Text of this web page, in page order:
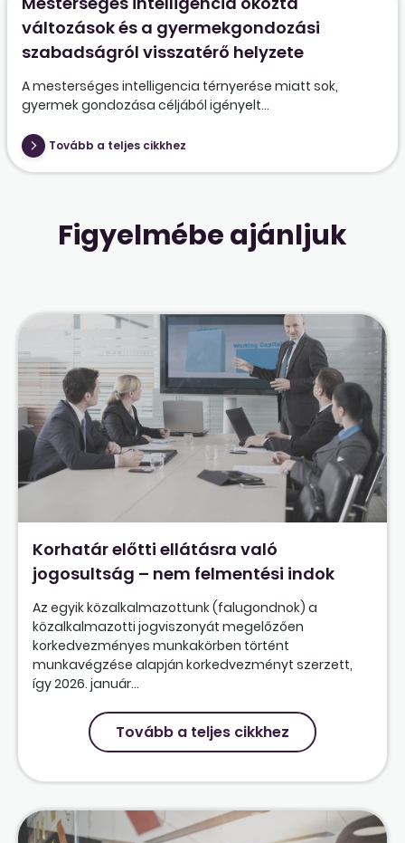
változások és a gyermekgondozási
szabadságról visszatérő helyzete
A mesterséges intelligencia térnyerése miatt sok,
gyermek gondozása céljából igényelt...
Tovább a teljes cikkhez
Figyelmébe ajánljuk
Korhatár előtti ellátásra való
jogosultság – nem felmentési indok
Az egyik közalkalmazottunk (falugondnok) a
közalkalmazotti jogviszonyát megelőzően
korkedvezményes munkakörben történt
munkavégzése alapján korkedvezményt szerzett,
így 2026. január...
Tovább a teljes cikkhez